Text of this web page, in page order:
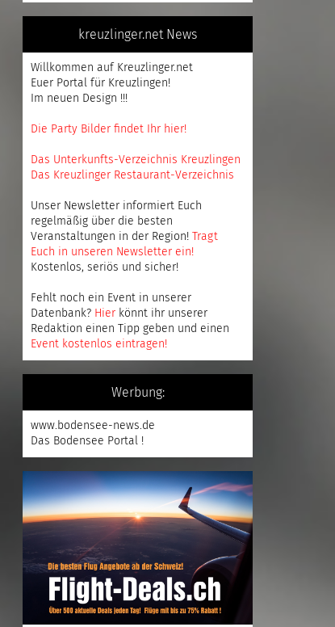
kreuzlinger.net News
Willkommen auf Kreuzlinger.net
Euer Portal für Kreuzlingen!
Im neuen Design !!!
Die Party Bilder findet Ihr hier!
Das Unterkunfts-Verzeichnis Kreuzlingen
Das Kreuzlinger Restaurant-Verzeichnis
Unser Newsletter informiert Euch
regelmäßig über die besten
Veranstaltungen in der Region! Tragt
Euch in unseren Newsletter ein!
Kostenlos, seriös und sicher!
Fehlt noch ein Event in unserer
Datenbank? Hier könnt ihr unserer
Redaktion einen Tipp geben und einen
Event kostenlos eintragen!
Werbung:
www.bodensee-news.de
Das Bodensee Portal !